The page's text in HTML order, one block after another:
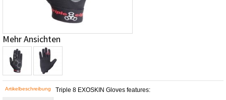
Mehr Ansichten
Artikelbeschreibung
Triple 8 EXOSKIN Gloves features: